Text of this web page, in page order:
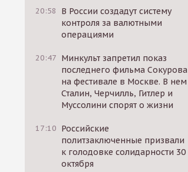
20:58
В России создадут систему
контроля за валютными
операциями
20:47 Минкульт запретил показ
последнего фильма Сокурова
на фестивале в Москве. В нем
Сталин, Черчилль, Гитлер и
Муссолини спорят о жизни
17:10 Российские
политзаключенные призвали
к голодовке солидарности 30
октября